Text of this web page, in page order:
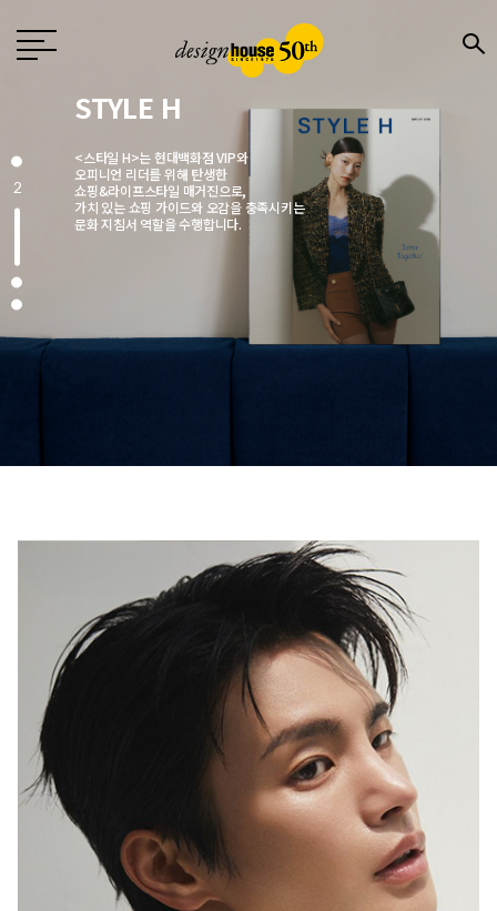
Design
월간 〈디자인〉은 1976년 창간한
국내 유일의 디자인 전문지로
전문 디자이너와 기업,
크리에이터에게 영감을 주는 매거진입니다.
매월 디자인, 문화, 예술, 건축 분야에서
주목해야 할 이슈를 엄선해
행복이 가득한 집
1987년 창간한 <행복이 가득한 집>은
‘생활을 디자인하면 행복이 더 커진다’는
캐치프레이즈 아래
국내외 대표 디자이너ㆍ작가ㆍ브랜드와 협업,
집을 매개로 한 ‘프리미엄 라이프스타일’을 선보이고 있습니다.